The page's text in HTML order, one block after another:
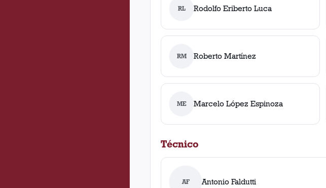
RL Rodolfo Eriberto Luca
RM Roberto Martínez
ME Marcelo López Espinoza
Técnico
AF Antonio Faldutti